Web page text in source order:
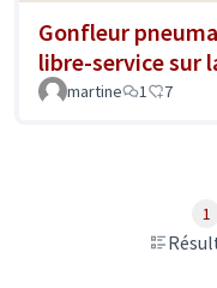
Gonfleur
libre-service sur
martine 1 7
1